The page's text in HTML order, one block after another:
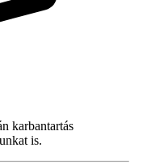
karbantartás
is.